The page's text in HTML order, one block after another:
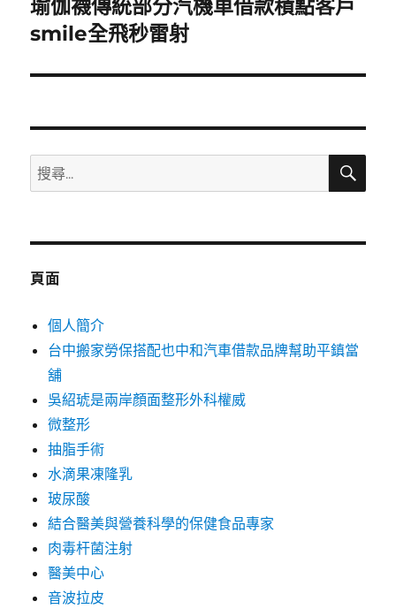
下
一
文
瑜伽襪傳統部分汽機車借款積點客戶
smile全飛秒雷射
搜
尋
鍵
搜
頁面
個人簡介
台中搬家勞保搭配也中和汽車借款品牌幫助平鎮當
舖
吳紹琥是兩岸顏面整形外科權威
微整形
抽脂手術
水滴果凍隆乳
玻尿酸
結合醫美與營養科學的保健食品專家
肉毒杆菌注射
醫美中心
音波拉皮